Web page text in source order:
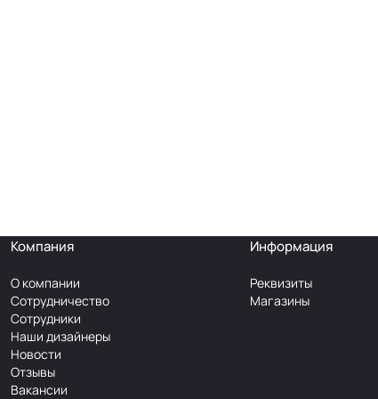
Компания
О компании
Сотрудничество
Сотрудники
Наши дизайнеры
Новости
Отзывы
Вакансии
Информация
Реквизиты
Магазины